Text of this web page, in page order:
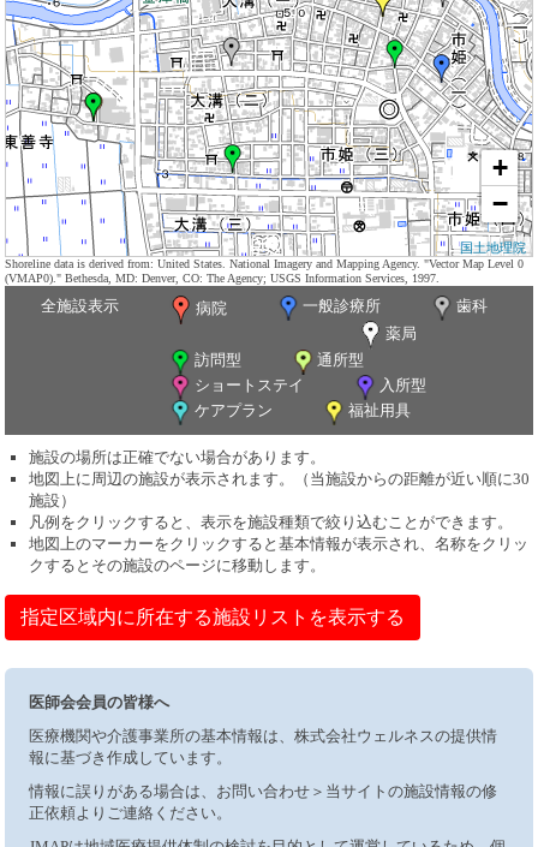
+
−
国土地理院
Shoreline data is derived from: United States. National Imagery and Mapping Agency. "Vector Map Level 0
(VMAP0)." Bethesda, MD: Denver, CO: The Agency; USGS Information Services, 1997.
全施設表示 病院 一般診療所
歯科
薬局
訪問型
通所型
ショートステイ
入所型
ケアプラン
福祉用具
施設の場所は正確でない場合があります。
地図上に周辺の施設が表示されます。（当施設からの距離が近い順に30
施設）
凡例をクリックすると、表示を施設種類で絞り込むことができます。
地図上のマーカーをクリックすると基本情報が表示され、名称をクリッ
クするとその施設のページに移動します。
指定区域内に所在する施設リストを表示する
医師会会員の皆様へ
医療機関や介護事業所の基本情報は、株式会社ウェルネスの提供情
報に基づき作成しています。
情報に誤りがある場合は、お問い合わせ＞当サイトの施設情報の修
正依頼よりご連絡ください。